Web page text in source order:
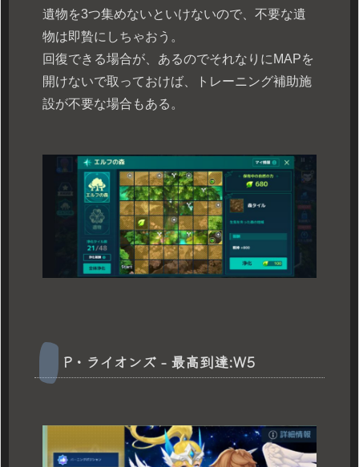
遺物を3つ集めないといけないので、不要な遺
物は即贄にしちゃおう。
回復できる場合が、あるのでそれなりにMAPを
開けないで取っておけば、トレーニング補助施
設が不要な場合もある。
P・ライオンズ - 最高到達:W5